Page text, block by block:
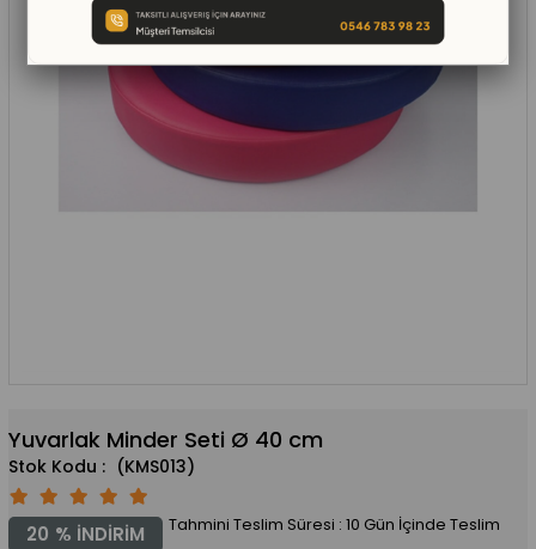
Yuvarlak Minder Seti Ø 40 cm
(KMS013)
%
20 İNDIRIM Tahmini Teslim Süresi : 10 Gün İçinde Teslim